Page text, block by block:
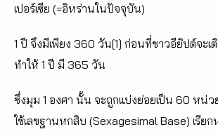
เปอร์เซีย (=อิหร่านในปัจจุบัน)
1 ปี จึงมีเพียง 360 วัน[1] ก่อนที่ชาวอียิปต์จะเ
ทำให้ 1 ปี มี 365 วัน
ซึ่งมุม 1 องศา นั้น จะถูกแบ่งย่อยเป็น 60 หน่ว
ใช้เลขฐานหกสิบ (Sexagesimal Base) เรีย